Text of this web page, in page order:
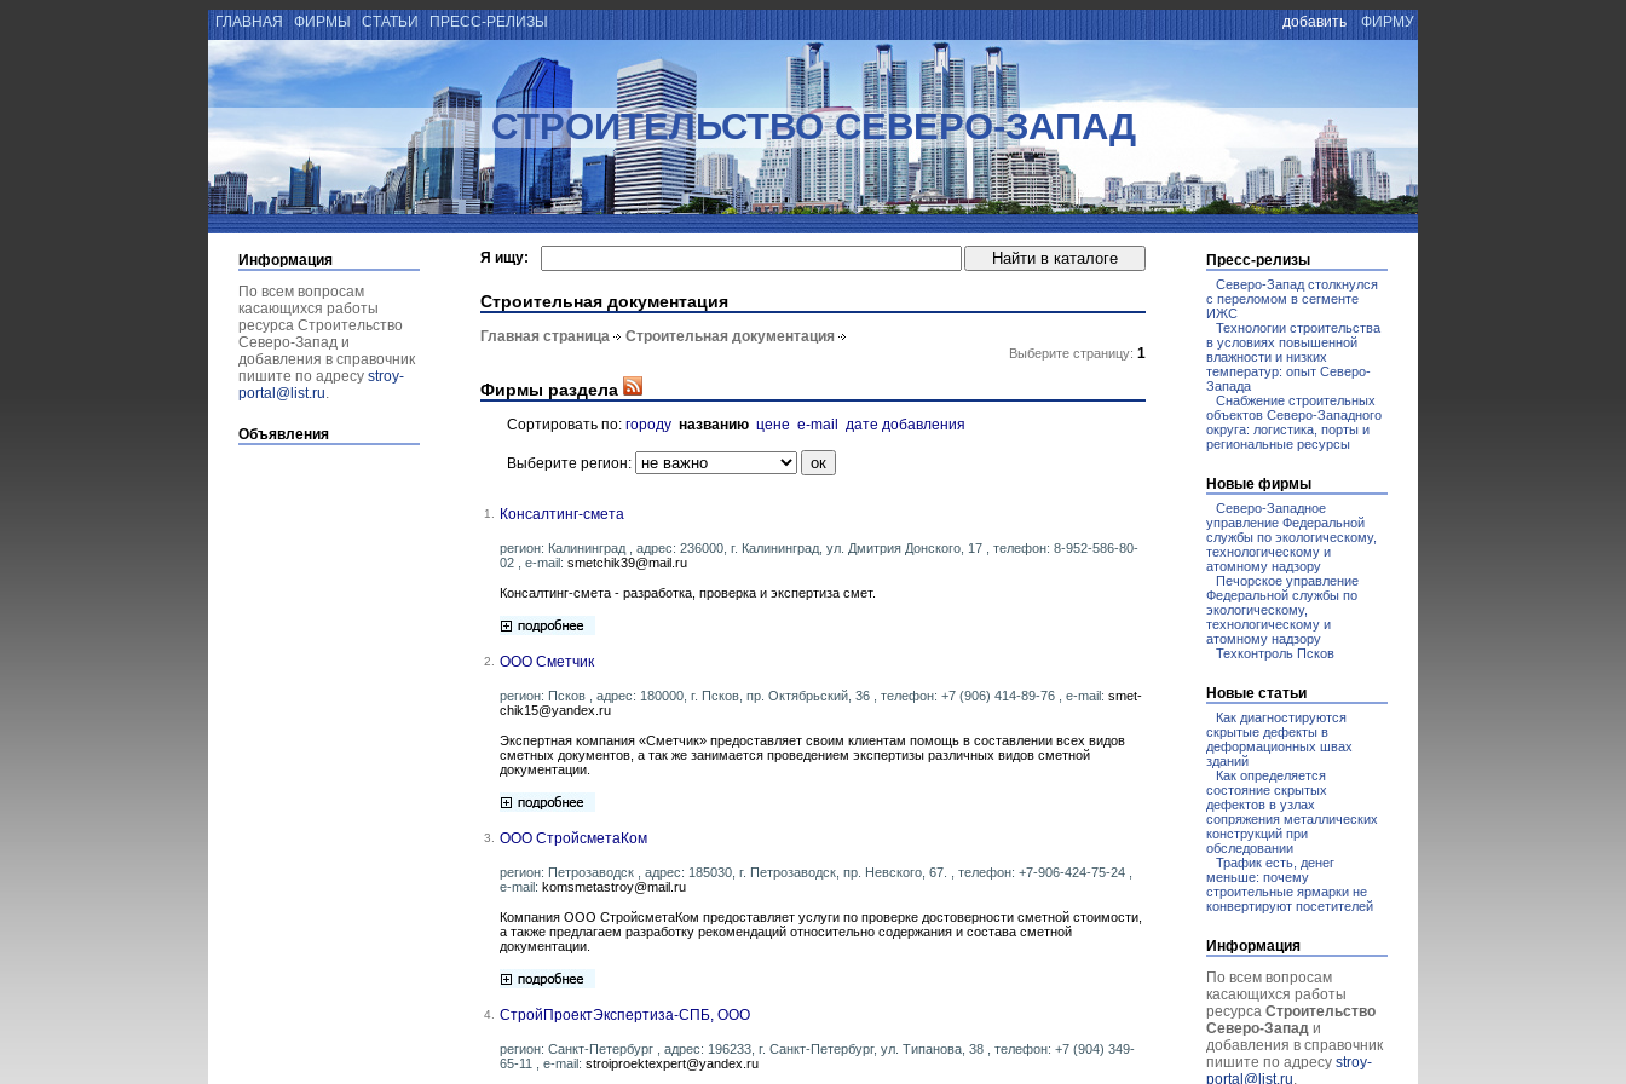
ГЛАВНАЯ ФИРМЫ СТАТЬИ ПРЕСС-РЕЛИЗЫ добавить ФИРМУ
СТРОИТЕЛЬСТВО СЕВЕРО-ЗАПАД
Информация
По всем вопросам
касающихся работы
ресурса Строительство
Северо-Запад и
добавления в справочник
пишите по адресу stroy-
portal@list.ru.
Объявления
Я ищу:
Строительная документация
Главная страница Строительная документация
Выберите страницу: 1
Фирмы раздела
Сортировать по: городу названию цене e-mail дате добавления
Выберите регион:
1. Консалтинг-смета
регион: Калининград , адрес: 236000, г. Калининград, ул. Дмитрия Донского, 17 , телефон: 8-952-586-80-
02 , e-mail: smetchik39@mail.ru
Консалтинг-смета - разработка, проверка и экспертиза смет.
2. ООО Сметчик
регион: Псков , адрес: 180000, г. Псков, пр. Октябрьский, 36 , телефон: +7 (906) 414-89-76 , e-mail: smet-
chik15@yandex.ru
Экспертная компания «Сметчик» предоставляет своим клиентам помощь в составлении всех видов
сметных документов, а так же занимается проведением экспертизы различных видов сметной
документации.
3. ООО СтройсметаКом
регион: Петрозаводск , адрес: 185030, г. Петрозаводск, пр. Невского, 67. , телефон: +7-906-424-75-24 ,
e-mail: komsmetastroy@mail.ru
Компания ООО СтройсметаКом предоставляет услуги по проверке достоверности сметной стоимости,
а также предлагаем разработку рекомендаций относительно содержания и состава сметной
документации.
4. СтройПроектЭкспертиза-СПБ, ООО
регион: Санкт-Петербург , адрес: 196233, г. Санкт-Петербург, ул. Типанова, 38 , телефон: +7 (904) 349-
65-11 , e-mail: stroiproektexpert@yandex.ru
Пресс-релизы
Северо-Запад столкнулся
с переломом в сегменте
ИЖС
Технологии строительства
в условиях повышенной
влажности и низких
температур: опыт Северо-
Запада
Снабжение строительных
объектов Северо-Западного
округа: логистика, порты и
региональные ресурсы
Новые фирмы
Северо-Западное
управление Федеральной
службы по экологическому,
технологическому и
атомному надзору
Печорское управление
Федеральной службы по
экологическому,
технологическому и
атомному надзору
Техконтроль Псков
Новые статьи
Как диагностируются
скрытые дефекты в
деформационных швах
зданий
Как определяется
состояние скрытых
дефектов в узлах
сопряжения металлических
конструкций при
обследовании
Трафик есть, денег
меньше: почему
строительные ярмарки не
конвертируют посетителей
Информация
По всем вопросам
касающихся работы
ресурса Строительство
Северо-Запад и
добавления в справочник
пишите по адресу stroy-
portal@list.ru.